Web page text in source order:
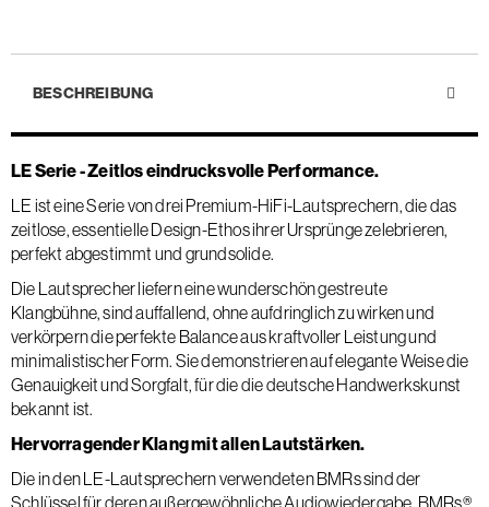
BESCHREIBUNG
LE Serie - Zeitlos eindrucksvolle Performance.
LE ist eine Serie von drei Premium-HiFi-Lautsprechern, die das
zeitlose, essentielle Design-Ethos ihrer Ursprünge zelebrieren,
perfekt abgestimmt und grundsolide.
Die Lautsprecher liefern eine wunderschön gestreute
Klangbühne, sind auffallend, ohne aufdringlich zu wirken und
verkörpern die perfekte Balance aus kraftvoller Leistung und
minimalistischer Form. Sie demonstrieren auf elegante Weise die
Genauigkeit und Sorgfalt, für die die deutsche Handwerkskunst
bekannt ist.
Hervorragender Klang mit allen Lautstärken.
Die in den LE-Lautsprechern verwendeten BMRs sind der
Schlüssel für deren außergewöhnliche Audiowiedergabe. BMRs®